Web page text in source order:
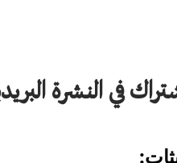
في النشرة